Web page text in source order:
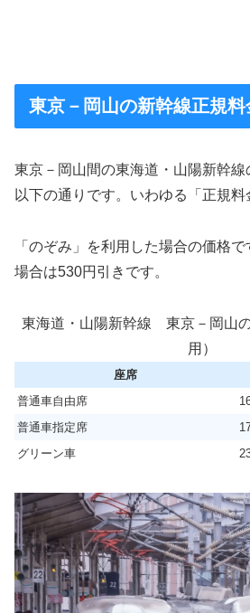
東京－岡山の新幹線正規料
東京－岡山間の東海道・山陽新幹
以下の通りです。いわゆる「正規料
「のぞみ」を利用した場合の価格
場合は530円引きです。
東海道・山陽新幹線 東京－岡山
用）
座席
普通車自由席
普通車指定席
グリーン車